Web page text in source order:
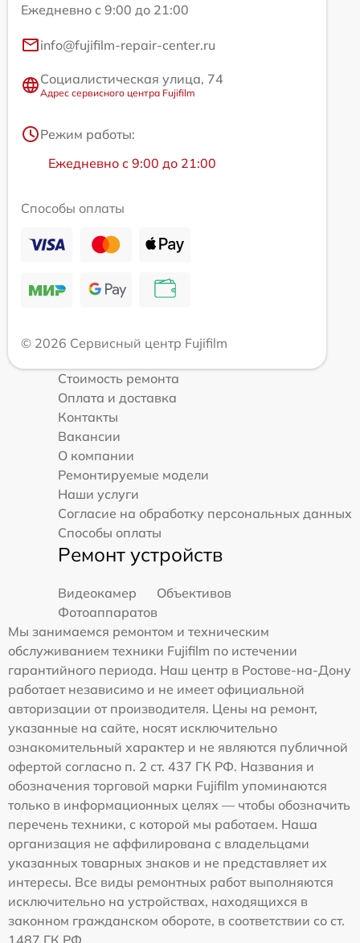
Ежедневно с 9:00 до 21:00
info@fujifilm-repair-center.ru
Социалистическая улица, 74
Адрес сервисного центра Fujifilm
Режим работы:
Ежедневно с 9:00 до 21:00
Способы оплаты
© 2026 Сервисный центр Fujifilm
Стоимость ремонта
Оплата и доставка
Контакты
Вакансии
О компании
Ремонтируемые модели
Наши услуги
Согласие на обработку персональных данных
Способы оплаты
Ремонт устройств
Видеокамер
Объективов
Фотоаппаратов
Мы занимаемся ремонтом и техническим
обслуживанием техники Fujifilm по истечении
гарантийного периода. Наш центр в Ростове-на-Дону
работает независимо и не имеет официальной
авторизации от производителя. Цены на ремонт,
указанные на сайте, носят исключительно
ознакомительный характер и не являются публичной
офертой согласно п. 2 ст. 437 ГК РФ. Названия и
обозначения торговой марки Fujifilm упоминаются
только в информационных целях — чтобы обозначить
перечень техники, с которой мы работаем. Наша
организация не аффилирована с владельцами
указанных товарных знаков и не представляет их
интересы. Все виды ремонтных работ выполняются
исключительно на устройствах, находящихся в
законном гражданском обороте, в соответствии со ст.